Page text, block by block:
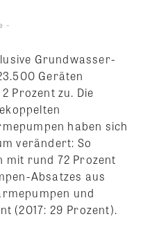
-
Grundwasser-
Geräten
Prozent zu. Die
haben sich
verändert: So
mit rund 72 Prozent
Absatzes aus
und
(2017: 29 Prozent).